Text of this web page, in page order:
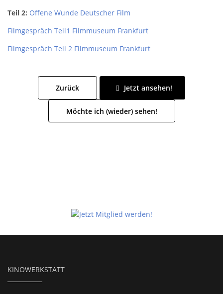
Teil 2: Offene Wunde Deutscher Film
Filmgespräch Teil1 Filmmuseum Frankfurt
Filmgespräch Teil 2 Filmmuseum Frankfurt
Zurück Jetzt ansehen!
Möchte ich (wieder) sehen!
KINOWERKSTATT